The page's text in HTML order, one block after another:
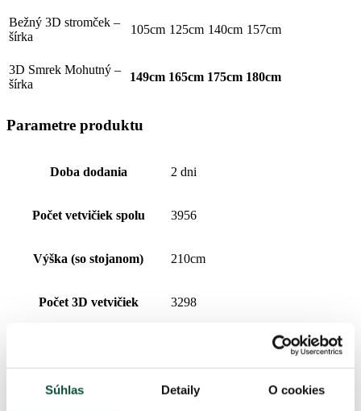
Súhlas Detaily O cookies
Bežný 3D stromček –
šírka
105cm 125cm 140cm 157cm
3D Smrek Mohutný –
šírka
149cm 165cm 175cm 180cm
Parametre produktu
Doba dodania 2 dni
Počet vetvičiek spolu 3956
Výška (so stojanom) 210cm
Počet 3D vetvičiek 3298
Počet PVC vetvičiek 658